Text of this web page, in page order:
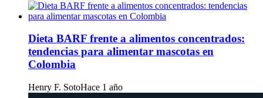
Dieta BARF frente a alimentos concentrados:
tendencias para alimentar mascotas en
Colombia
Henry F. SotoHace 1 año